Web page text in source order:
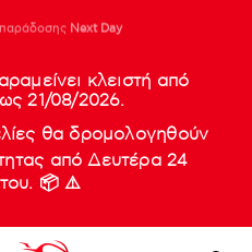
210 88 21
Next Day
κλειστή από
21/08/2026.
θα δρομολογηθούν
από Δευτέρα 24
📦 ⚠️